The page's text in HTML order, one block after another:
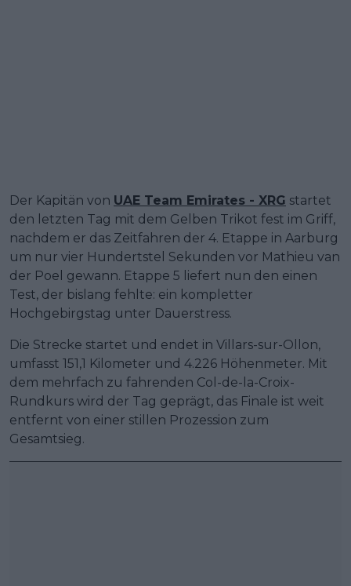
Der Kapitän von UAE Team Emirates - XRG startet
den letzten Tag mit dem Gelben Trikot fest im Griff,
nachdem er das Zeitfahren der 4. Etappe in Aarburg
um nur vier Hundertstel Sekunden vor Mathieu van
der Poel gewann. Etappe 5 liefert nun den einen
Test, der bislang fehlte: ein kompletter
Hochgebirgstag unter Dauerstress.
Die Strecke startet und endet in Villars-sur-Ollon,
umfasst 151,1 Kilometer und 4.226 Höhenmeter. Mit
dem mehrfach zu fahrenden Col-de-la-Croix-
Rundkurs wird der Tag geprägt, das Finale ist weit
entfernt von einer stillen Prozession zum
Gesamtsieg.